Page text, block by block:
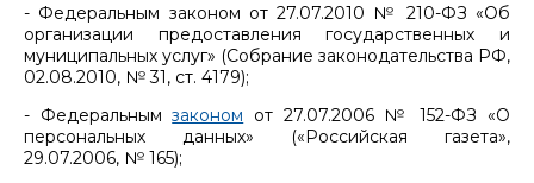
- Федеральным законом от 27.07.2010 № 210-ФЗ «Об
организации предоставления государственных и
муниципальных услуг» (Собрание законодательства РФ,
02.08.2010, № 31, ст. 4179);
- Федеральнымзаконом от 27.07.2006 № 152-ФЗ «О
персональных данных» («Российская газета»,
29.07.2006, № 165);